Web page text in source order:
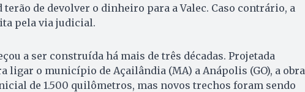
terão de devolver o dinheiro para a Valec. Caso contrário, a
pela via judicial.
a ser construída há mais de três décadas. Projetada
ligar o município de Açailândia (MA) a Anápolis (GO), a obra
de 1.500 quilômetros, mas novos trechos foram sendo